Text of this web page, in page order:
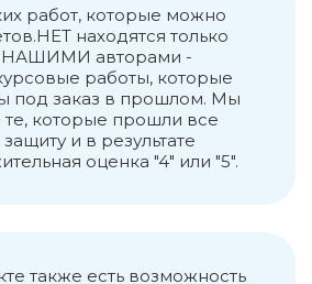
важнейшей
финансового контроля, в
УСЛУГ
АУДИТУ
сопутствующих видов
аудит) и сопутст¬вующие
работ, которые можно
находятся только
НАШИМИ авторами -
работы, которые
под заказ в прошлом. Мы
те, которые прошли все
и в результате
оценка "4" или "5".
также есть возможность